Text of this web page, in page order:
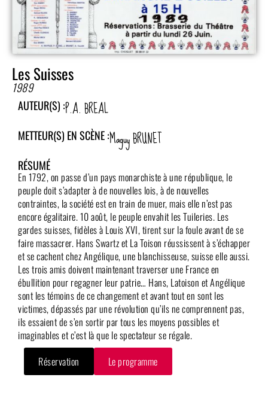
Les Suisses
1989
AUTEUR(S) :P.A. BREAL
METTEUR(S) EN SCÈNE :Maguy BRUNET
RÉSUMÉ
En 1792, on passe d’un pays monarchiste à une république, le
peuple doit s’adapter à de nouvelles lois, à de nouvelles
contraintes, la société est en train de muer, mais elle n’est pas
encore égalitaire. 10 août, le peuple envahit les Tuileries. Les
gardes suisses, fidèles à Louis XVI, tirent sur la foule avant de se
faire massacrer. Hans Swartz et La Toison réussissent à s’échapper
et se cachent chez Angélique, une blanchisseuse, suisse elle aussi.
Les trois amis doivent maintenant traverser une France en
ébullition pour regagner leur patrie… Hans, Latoison et Angélique
sont les témoins de ce changement et avant tout en sont les
victimes, dépassés par une révolution qu’ils ne comprennent pas,
ils essaient de s’en sortir par tous les moyens possibles et
imaginables et c’est là que le spectateur se régale.
Réservation
Le programme